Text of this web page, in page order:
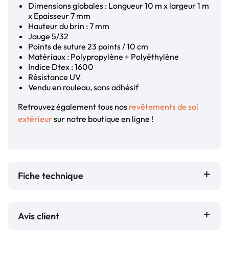
Dimensions globales : Longueur 10 m x largeur 1 m
x Epaisseur 7 mm
Hauteur du brin : 7 mm
Jauge 5/32
Points de suture 23 points / 10 cm
Matériaux : Polypropylène + Polyéthylène
Indice Dtex : 1600
Résistance UV
Vendu en rouleau, sans adhésif
Retrouvez également tous nos revêtements de sol
extérieursur notre boutique en ligne !
Fiche technique
Avis client